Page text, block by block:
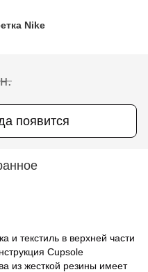
Nike
появится
и текстиль в верхней части
Cupsole
из жесткой резины имеет